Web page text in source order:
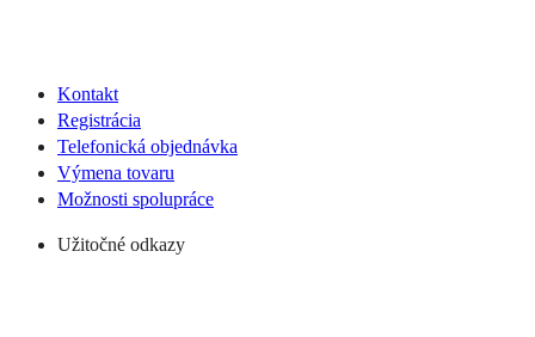
Kontakt
Registrácia
Telefonická objednávka
Výmena tovaru
Možnosti spolupráce
Užitočné odkazy